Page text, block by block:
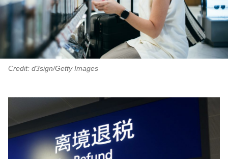
Credit: d3sign/Getty Images